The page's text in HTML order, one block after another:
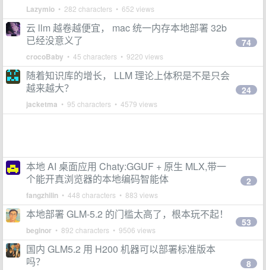
Lazymio • 282 characters • 652 views
云 llm 越卷越便宜， mac 统一内存本地部署 32b
已经没意义了
crocoBaby • 45 characters • 9220 views
74
随着知识库的增长， LLM 理论上体积是不是只会
越来越大？
jacketma • 95 characters • 4579 views
24
本地 AI 桌面应用 Chaty:GGUF + 原生 MLX,带一
个能开真浏览器的本地编码智能体
fangzhilin • 448 characters • 883 views
2
本地部署 GLM-5.2 的门槛太高了，根本玩不起！
beginor • 892 characters • 9506 views
53
国内 GLM5.2 用 H200 机器可以部署标准版本
吗？
8